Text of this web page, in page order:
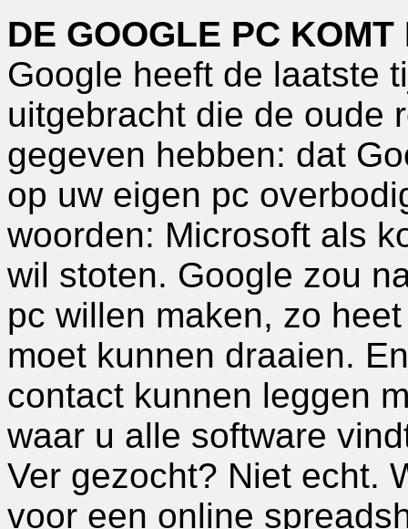
DE GOOGLE PC
Google heeft de laatste
uitgebracht die de oude
gegeven hebben: dat
op uw eigen pc
woorden: Microsoft als
wil stoten. Google zou
pc willen maken, zo
moet kunnen draaien.
contact kunnen leggen
waar u alle software
Ver gezocht? Niet echt.
voor een online